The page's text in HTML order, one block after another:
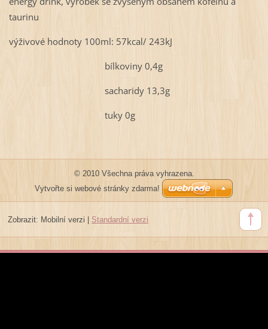
taurinu
výživové hodnoty 100ml: 57kcal/ 243kJ
bílkoviny 0,4g
sacharidy 13,3g
tuky 0g
© 2010 Všechna práva vyhrazena.
Vytvořte si webové stránky zdarma!
Zobrazit: Mobilní verzi Standardní verzi